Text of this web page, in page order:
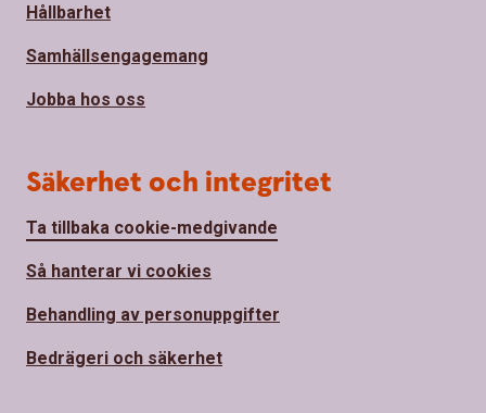
Hållbarhet
Samhällsengagemang
Jobba hos oss
Säkerhet och integritet
Ta tillbaka cookie-medgivande
Så hanterar vi cookies
Behandling av personuppgifter
Bedrägeri och säkerhet